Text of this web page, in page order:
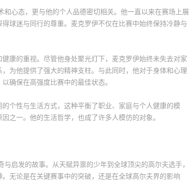
和心态，更与他的个人品德密切相关。他一直以来在赛场上展
球迷与同行的尊重。麦克罗伊不仅在比赛中始终保持冷静与
康的重视。尽管他身处聚光灯下，麦克罗伊始终未失去对家
为他提供了强大的精神支柱。与此同时，他对于身体和心理
确保在高强度比赛中的最佳状态。
个性与生活方式，这种平衡了职业、家庭与个人健康的模
之一。他的生活哲学，也成了许多人模仿的对象。
启发的故事。从天赋异禀的少年到全球顶尖的高尔夫选手，
无论是在关键赛事中的突破，还是在全球高尔夫界的影响